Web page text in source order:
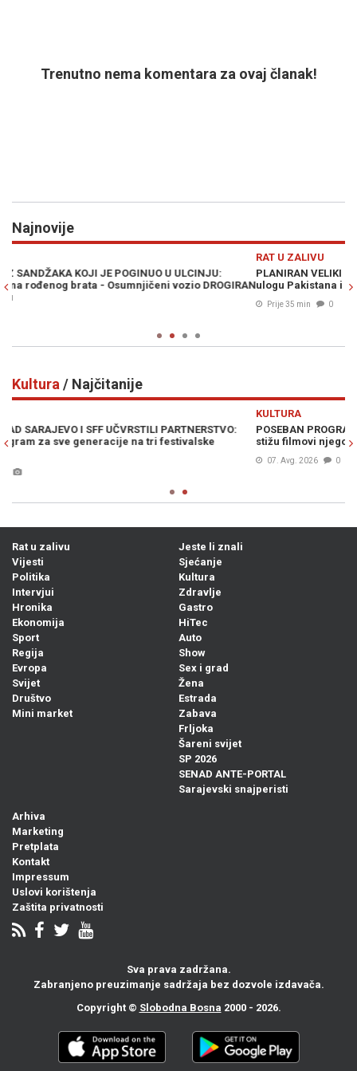
Trenutno nema komentara za ovaj članak!
Najnovije
PLANIRAN VELIKI KOPNENI NAPAD NA IRAN: Pezeškijan otkrio
ulogu Pakistana i Avganistana - "Plan neprijatelja je propao"
Kultura / Najčitanije
POSEBAN PROGRAM SFF-a POSVEĆEN BÉLI TARRU: U Sarajevo
stižu filmovi njegovih najuspješnijih studenata
Rat u zalivu
Vijesti
Politika
Intervjui
Hronika
Ekonomija
Sport
Regija
Evropa
Svijet
Društvo
Mini market
Jeste li znali
Sjećanje
Kultura
Zdravlje
Gastro
HiTec
Auto
Show
Sex i grad
Žena
Estrada
Zabava
Frljoka
Šareni svijet
SP 2026
SENAD ANTE-PORTAL
Sarajevski snajperisti
Arhiva
Marketing
Pretplata
Kontakt
Impressum
Uslovi korištenja
Zaštita privatnosti
Sva prava zadržana.
Zabranjeno preuzimanje sadržaja bez dozvole izdavača.
Copyright © Slobodna Bosna 2000 - 2026.